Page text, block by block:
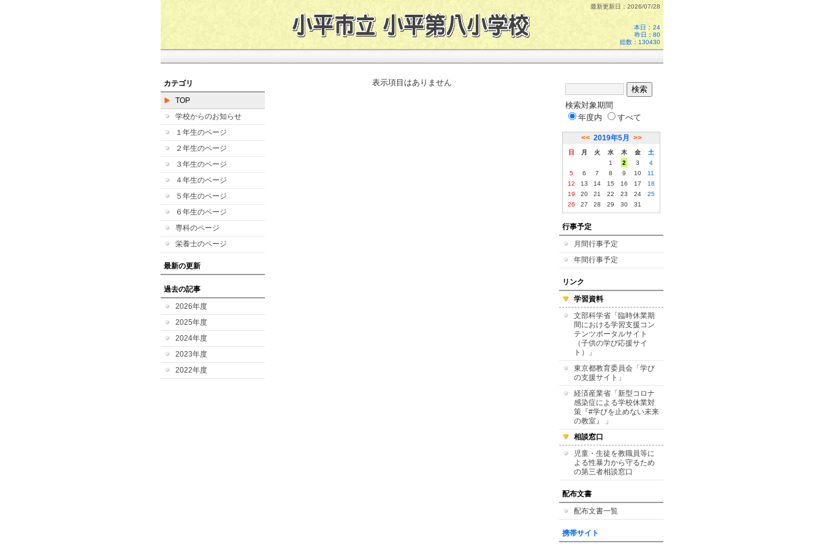
最新更新日：2026/07/28
本日： 24
昨日：80
総数：130430
カテゴリ
TOP
学校からのお知らせ
１年生のページ
２年生のページ
３年生のページ
４年生のページ
５年生のページ
６年生のページ
専科のページ
栄養士のページ
最新の更新
過去の記事
2026年度
2025年度
2024年度
2023年度
2022年度
表示項目はありません
検索対象期間
年度内
すべて
<< 2019年5月 >>
日 月 火 水 木 金
土
1
2 3
4
5
6 7 8 9 10
11
12
13 14 15 16 17
18
19
20 21 22 23 24
25
26
27 28 29 30 31
行事予定
月間行事予定
年間行事予定
リンク
学習資料
文部科学省「臨時休業期
間における学習支援コン
テンツポータルサイト
（子供の学び応援サイ
ト）」
東京都教育委員会「学び
の支援サイト」
経済産業省「新型コロナ
感染症による学校休業対
策『#学びを止めない未来
の教室』 」
相談窓口
児童・生徒を教職員等に
よる性暴力から守るため
の第三者相談窓口
配布文書
配布文書一覧
携帯サイト